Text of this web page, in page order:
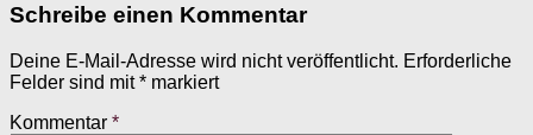
Schreibe einen Kommentar
Deine E-Mail-Adresse wird nicht veröffentlicht. Erforderliche
Felder sind mit* markiert
Kommentar *